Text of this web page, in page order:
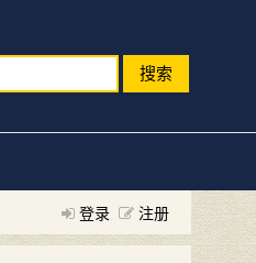
搜索
登录 注册